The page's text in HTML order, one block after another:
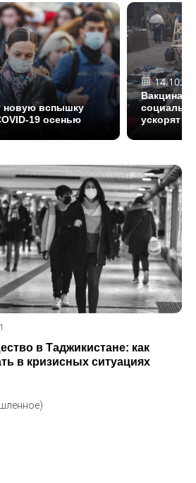
новую вспышку
19 осенью
ускорят
в Таджикистане: как
в кризисных ситуациях